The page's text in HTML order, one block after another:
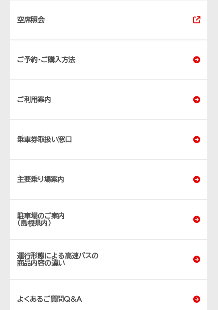
空席照会
ご予約･ご購入方法
ご利用案内
乗車券取扱い窓口
主要乗り場案内
駐車場のご案内
（島根県内）
運行形態による高速バスの
商品内容の違い
よくあるご質問Q&A